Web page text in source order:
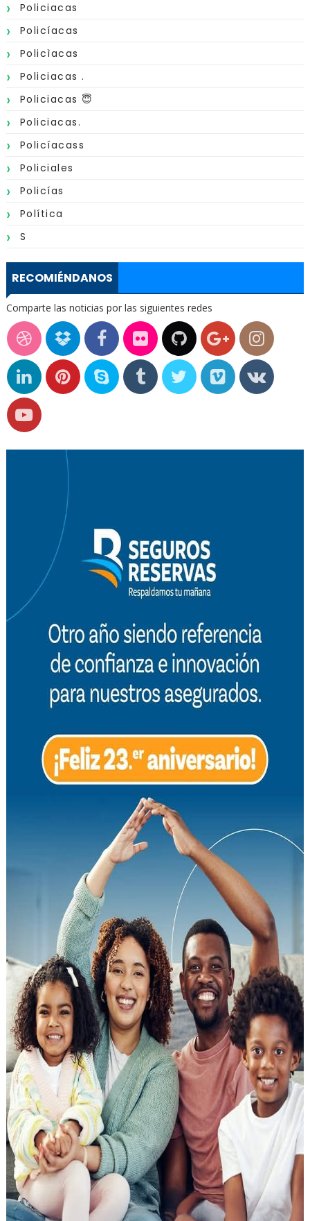
Policiacas
Policíacas
Policìacas
Policiacas .
Policiacas 😇
Policiacas.
Policíacass
Policiales
Policías
Política
S
RECOMIÉNDANOS
Comparte las noticias por las siguientes redes